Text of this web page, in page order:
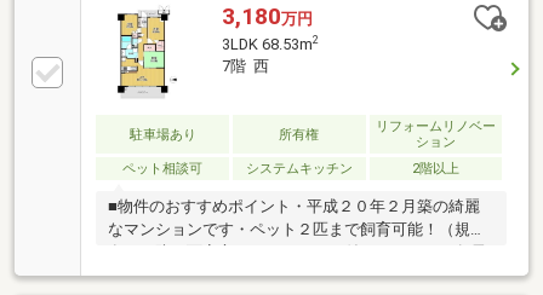
収納に便利な収納棚がございます♪〇日用品の収納に
便利な廊下収納ございます♪〇和室は襖を開けてリビ
ングと一体的に使用できます♪〇バルコニーにはスロ
ップシンクございます♪〇各居室収納ございます♪〇ペ
ット飼育可（規約による制限有り）～リフォーム歴～
〇2022年2月 換気扇新調〇2023年4月 浴室乾燥機新
3,180万円
3LDK 68.53m2
7階 西
駐車場あり 所有権
リフォームリノベー
ション
ペット相談可
システムキッチン 2階以上
■物件のおすすめポイント・平成２０年２月築の綺麗
なマンションです・ペット２匹まで飼育可能！（規約
室収納付き＆ＷＩＣもあり収納充実・ファミリー層も